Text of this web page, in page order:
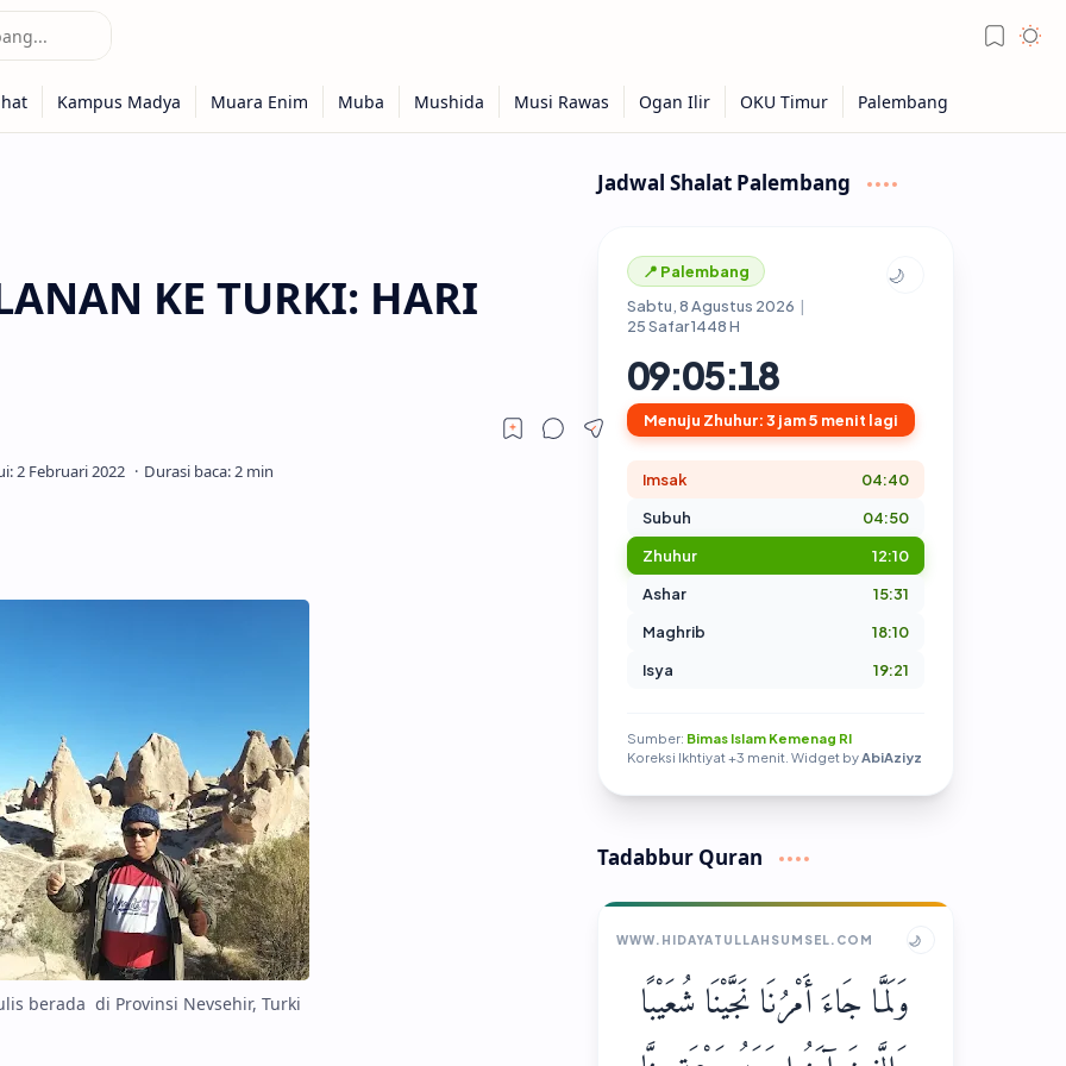
KE TURKI: HARI
berada di Provinsi Nevsehir, Turki
Jadwal Shalat Palembang
📍 Palembang
Sabtu, 8 Agustus 2026 |
25 Safar 1448 H
🌙
09:05:19
Menuju Zhuhur: 3 jam 5 menit lagi
Imsak
04:40
Subuh
04:50
Zhuhur
12:10
Ashar
15:31
Maghrib
18:10
Isya
19:21
Sumber: Bimas Islam Kemenag RI
Koreksi Ikhtiyat +3 menit. Widget byAbiAziyz
Tadabbur Quran
WWW.HIDAYATULLAHSUMSEL.COM 🌙
وَلَمَّا جَاءَ أَمْرُنَا نَجَّيْنَا شُعَيْبًا